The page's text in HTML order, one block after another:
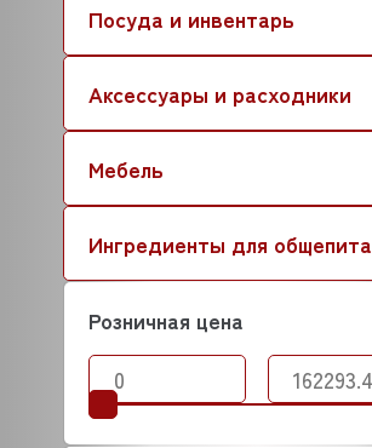
Посуда и инвентарь
Аксессуары и расходники
Мебель
Ингредиенты для общепита
Розничная цена